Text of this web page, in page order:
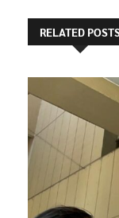
RELATED